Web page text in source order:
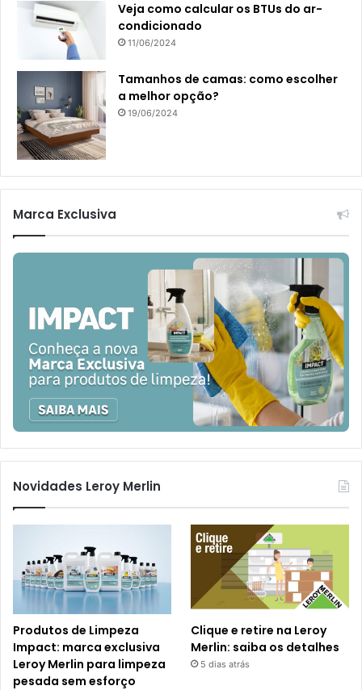
Veja como calcular os BTUs do ar-
condicionado
11/06/2024
Tamanhos de camas: como escolher
a melhor opção?
19/06/2024
Marca Exclusiva
Novidades Leroy Merlin
Produtos de Limpeza
Impact: marca exclusiva
Leroy Merlin para limpeza
pesada sem esforço
Clique e retire na Leroy
Merlin: saiba os detalhes
5 dias atrás